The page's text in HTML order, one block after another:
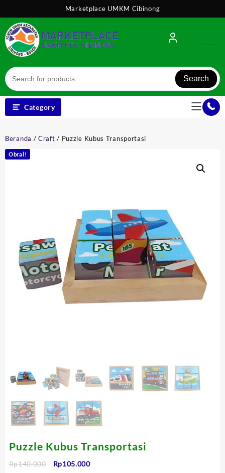
content
Marketplace UMKM Cibinong
Search
Category
Beranda /Craft / Puzzle Kubus Transportasi
Obral!
Puzzle Kubus Transportasi
Rp140.000
Harga
Rp105.000Harga